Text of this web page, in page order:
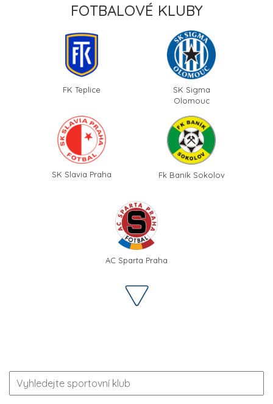
FOTBALOVÉ KLUBY
FK Teplice
SK Sigma
Olomouc
SK Slavia Praha Fk Baník Sokolov
AC Sparta Praha